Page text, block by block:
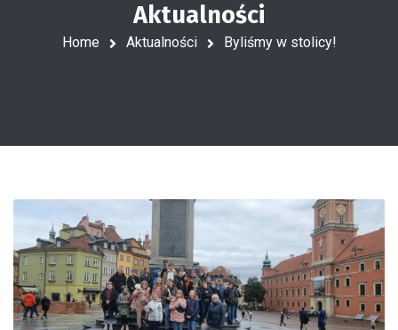
Aktualności
Home Aktualności Byliśmy w stolicy!